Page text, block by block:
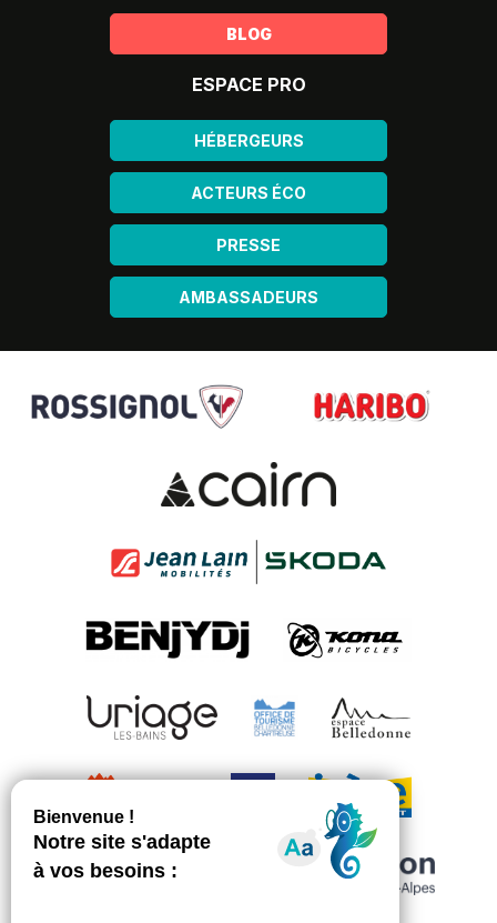
BLOG
ESPACE PRO
HÉBERGEURS
ACTEURS ÉCO
PRESSE
AMBASSADEURS